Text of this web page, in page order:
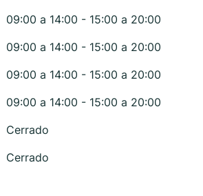
09:00 a 14:00 - 15:00 a 20:00
09:00 a 14:00 - 15:00 a 20:00
09:00 a 14:00 - 15:00 a 20:00
09:00 a 14:00 - 15:00 a 20:00
Cerrado
Cerrado